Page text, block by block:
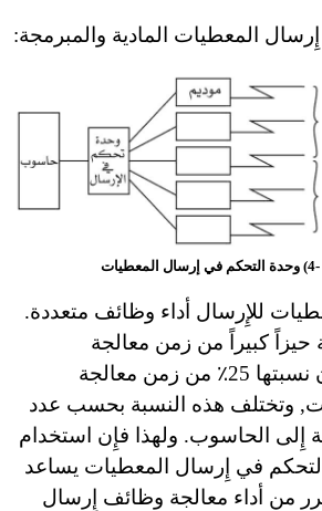
المعطيات المادية والمبرمجة:
للإِرسال أداء وظائف متعددة.
كبيراً من زمن معالجة
الحاسوب وقد تكون نسبتها 25٪ من زمن معالجة
وتختلف هذه النسبة بحسب عدد
إِلى الحاسوب. ولهذا فإِن استخدام
في إِرسال المعطيات يساعد
من أداء معالجة وظائف إِرسال